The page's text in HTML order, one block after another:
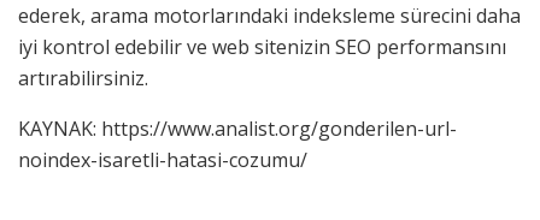
ederek, arama motorlarındaki indeksleme sürecini daha
iyi kontrol edebilir ve web sitenizin SEO performansını
artırabilirsiniz.
KAYNAK: https://www.analist.org/gonderilen-url-
noindex-isaretli-hatasi-cozumu/